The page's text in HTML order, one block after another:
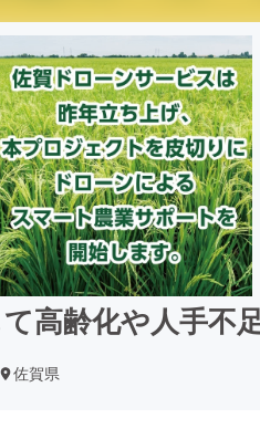
高齢化や人手不
佐賀県